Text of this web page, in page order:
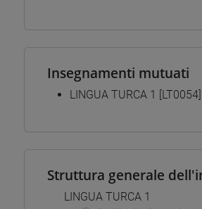
Insegnamenti mutuati
LINGUA TURCA 1 [LT0054]
Struttura generale
LINGUA TURCA 1